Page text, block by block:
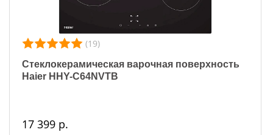
(19)
Стеклокерамическая варочная поверхность
Haier HHY-C64NVTB
17 399 р.